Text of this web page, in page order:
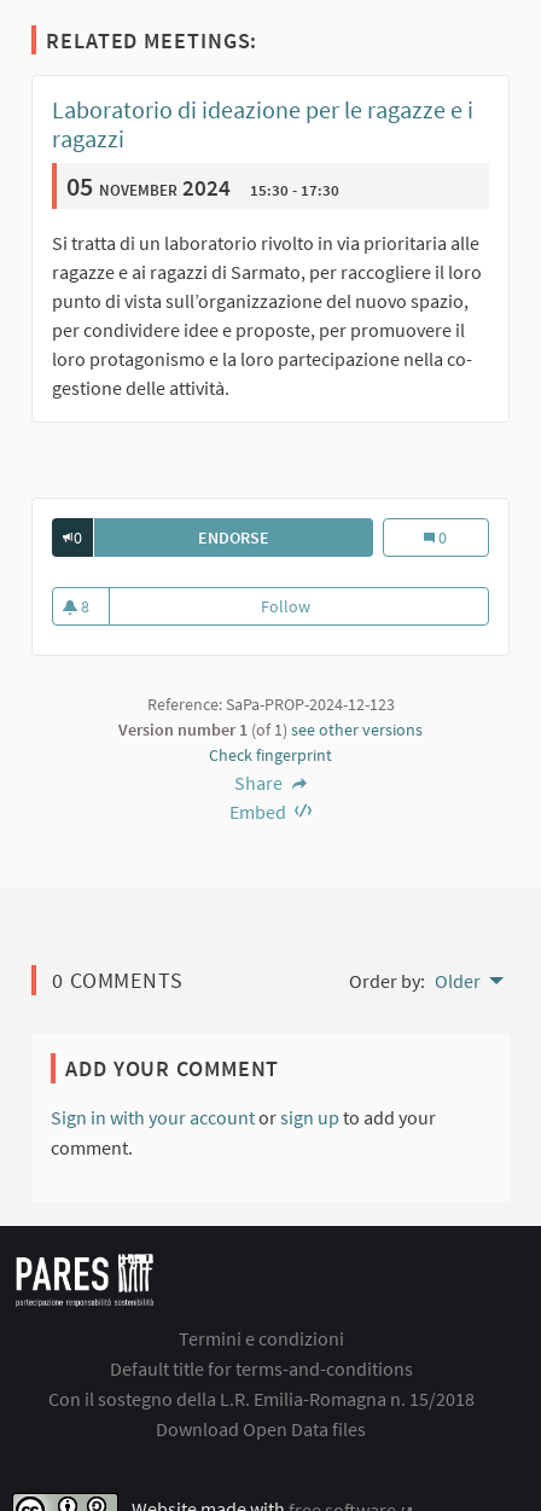
RELATED MEETINGS:
Laboratorio di ideazione per le ragazze e i
ragazzi
05 november 2024 15:30 - 17:30
Si tratta di un laboratorio rivolto in via prioritaria alle
ragazze e ai ragazzi di Sarmato, per raccogliere il loro
punto di vista sull’organizzazione del nuovo spazio,
per condividere idee e proposte, per promuovere il
loro protagonismo e la loro partecipazione nella co-
gestione delle attività.
0 ENDORSE UNA GELATERIA AL SALUNEI...Una gelateria al
0
8
8 followers
FollowUna gelateria al Salunei...
Reference: SaPa-PROP-2024-12-123
Version number 1 (of 1) see other versions
Check fingerprint
Share
Embed
0 COMMENTS Order by: Older
ADD YOUR COMMENT
Sign in with your accountorsign up to add your
comment.
Termini e condizioni
Default title for terms-and-conditions
Con il sostegno della L.R. Emilia-Romagna n. 15/2018
Download Open Data files